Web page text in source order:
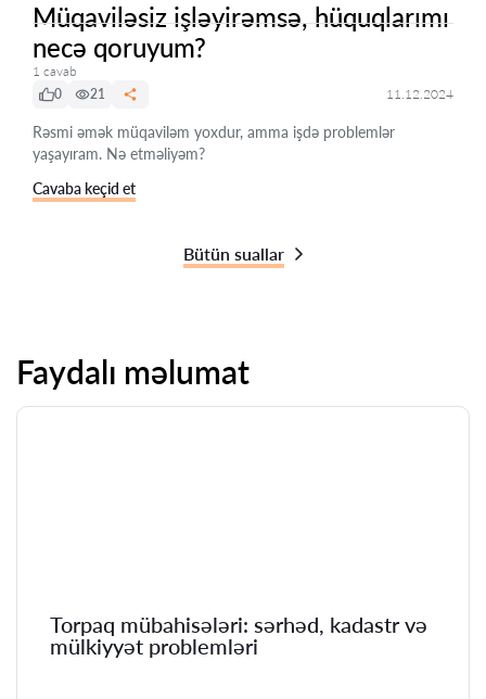
Müqaviləsiz işləyirəmsə, hüquqlarımı
necə qoruyum?
1 cavab
0
21 11.12.2024
Rəsmi əmək müqaviləm yoxdur, amma işdə problemlər
yaşayıram. Nə etməliyəm?
Cavaba keçid et
Bütün suallar
Faydalı məlumat
Torpaq mübahisələri: sərhəd, kadastr və
mülkiyyət problemləri